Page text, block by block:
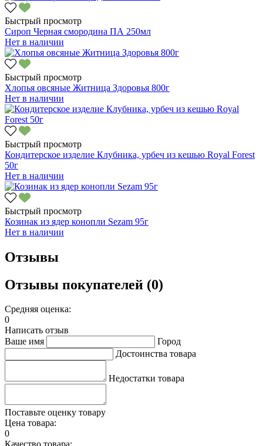
Быстрый просмотр
Сироп Черная смородина ПА 250мл
Нет в наличии
Быстрый просмотр
Хлопья овсяные Житница Здоровья 800г
Нет в наличии
Быстрый просмотр
Кондитерское изделие Клубника, урбеч из кешью Royal Forest
50г
Нет в наличии
Быстрый просмотр
Козинак из ядер конопли Sezam 95г
Нет в наличии
Отзывы
Отзывы покупателей (0)
Средняя оценка:
0
Написать отзыв
Ваше имя
Город
Достоинства товара
Недостатки товара
Поставьте оценку товару
Цена товара:
0